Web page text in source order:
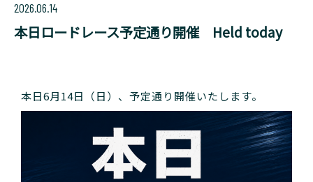
2026.06.14
本日ロードレース予定通り開催 Held today
本日6月14日（日）、予定通り開催いたします。